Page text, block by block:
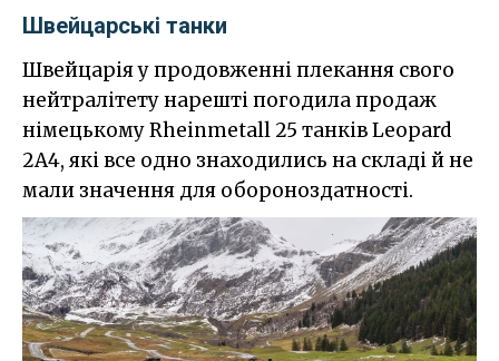
Швейцарські танки
Швейцарія у продовженні плекання свого
нейтралітету нарешті погодила продаж
німецькому Rheinmetall 25 танків Leopard
2A4, які все одно знаходились на складі й не
мали значення для обороноздатності.